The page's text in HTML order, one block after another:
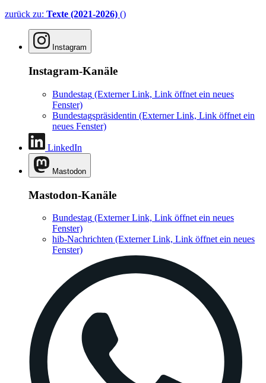
zurück zu: Texte (2021-2026) ()
Instagram
Instagram-Kanäle
Bundestag (Externer Link, Link öffnet ein neues
Fenster)
Bundestagspräsidentin (Externer Link, Link öffnet ein
neues Fenster)
LinkedIn
Mastodon
Mastodon-Kanäle
Bundestag (Externer Link, Link öffnet ein neues
Fenster)
hib-Nachrichten (Externer Link, Link öffnet ein neues
Fenster)